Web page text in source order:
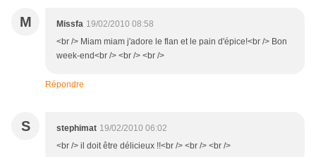
M Missfa 19/02/2010 08:58
<br /> Miam miam j'adore le flan et le pain d'épice!<br /> Bon
week-end<br /> <br /> <br />
Répondre
S stephimat 19/02/2010 06:02
<br /> il doit être délicieux !!<br /> <br /> <br />